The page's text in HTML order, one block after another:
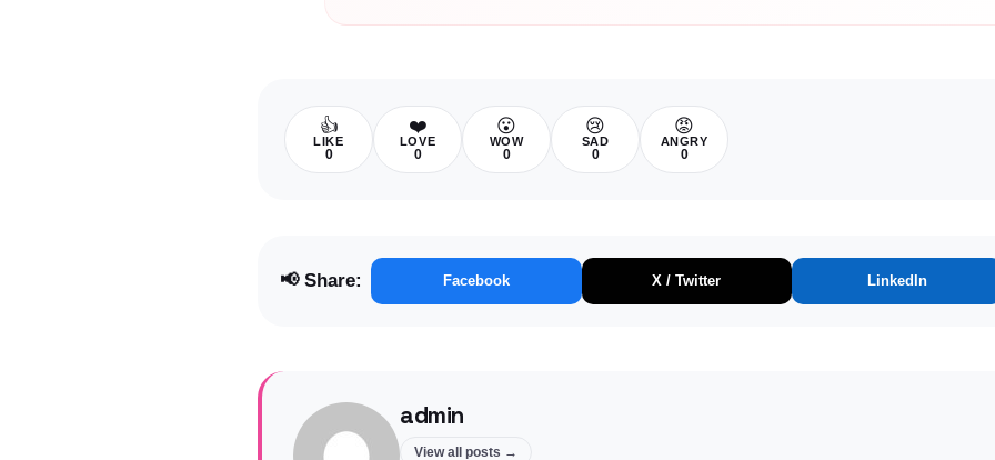
👍
LIKE
0
❤️
LOVE
0
😮
WOW
0
😢
SAD
0
😡
ANGRY
0
📢 Share: Facebook X / Twitter LinkedIn
admin
View all posts →